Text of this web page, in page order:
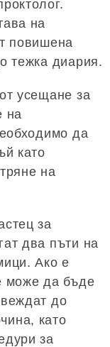
на
повишена
тежка диария.
усещане за
на
да
като
на
за
два пъти на
Ако е
може да бъде
до
като
за